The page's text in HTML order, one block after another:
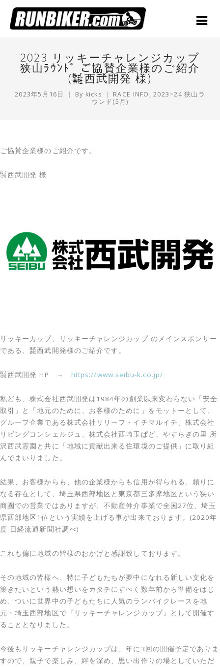
2023 リッキーチャレンジカップ
狭山ﾗｳﾝﾄﾞ ご協賛企業様のご紹介
(㍿西武開発 様)
2023年5月16日 By kicks RACE INFO ,2023~24 狭山ラ
ウンド(5月)
ご協賛企業様のご紹介です。
㍿西武開発 様
リッキーカップ、リッキーチャレンジカップ のメインスポンサー
である、㍿西武開発様のご紹介です。
㍿西武開発 HP → https://www.seibu-k.co.jp/
私ども、株式会社西武開発は1984年の創業以来変わらない「安全
取引」と「地元のために、お客様のために」をモットーとして、
グループ企業である株式会社リリーフ・イチマルイチ、株式会社
リビングコンシェルジュ、株式会社西埼玉ぱど、やすらぎの里 所
沢西武霊園と共に「地域に貢献出来る住環境のご提供」に取り組
んでまいりました。
結果、お客様からも、他の企業様からも信用が得られる、頼りに
なる存在として、埼玉県西部地区と東京都三多摩地区という狭い
商圏での営業ではありますが、不動産仲介事業で全国27位、埼玉
県西部地区1位という実績を上げる事が出来ております。(2020年
度 日経流通新聞社調べ)
これも偏に地域の皆様のおかげと感謝致しております。
その地域の皆様へ、特に子どもたちが夢中になれる新しい文化を
築きたいという熱い想いをカタチにすべく数年前から準備をはじ
め、ついに世界中の子どもたちに人気のランバイクレースを地
元・埼玉西部地区で『リッキーチャレンジカップ』として開催す
ることとなりました。
今後もリッキーチャレンジカップは、年に3回の開催予定でありま
すので、親子で楽しみ、絆を深め、思い出作りの場としていただ